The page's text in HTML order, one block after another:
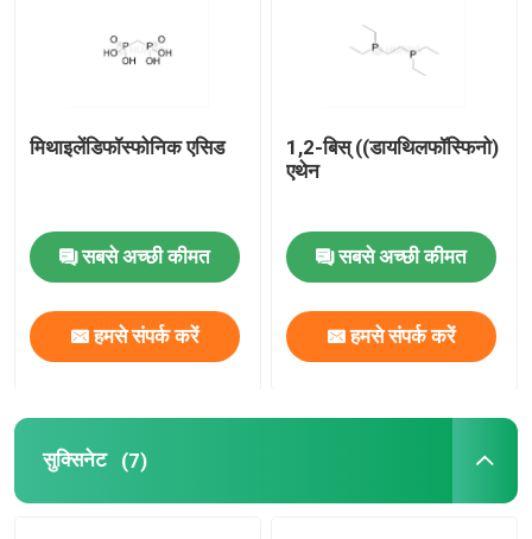
मिथाइलेंडिफॉस्फोनिक एसिड
सबसे अच्छी कीमत
हमसे संपर्क करें
1,2-बिस् ((डायथिलफॉस्फिनो)
एथेन
सबसे अच्छी कीमत
हमसे संपर्क करें
सुक्सिनेट (7)